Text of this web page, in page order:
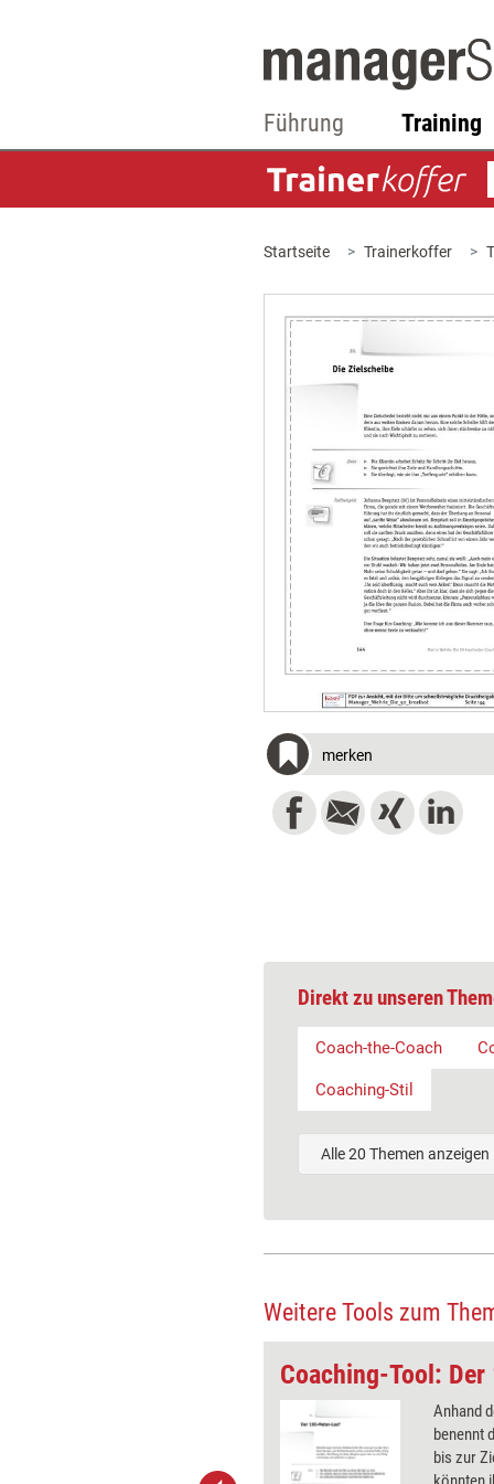
Führung Training
Startseite Trainerkoffer
merken
Direkt zu unseren
Coach-the-Coach
Coaching-Stil
Alle 20 Themen anzeigen
Weitere Tools zum
Coaching-Tool:
Anhand
benennt
bis zur